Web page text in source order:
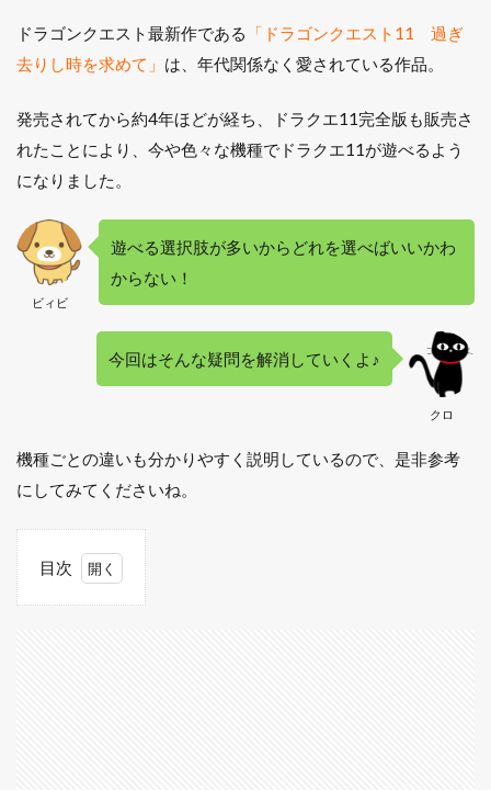
ドラゴンクエスト最新作である
「ドラゴンクエスト11 過ぎ
去りし時を求めて」 は、年代関係なく愛されている作品。
発売されてから約4年ほどが経ち、ドラクエ11完全版も販売さ
れたことにより、今や色々な機種でドラクエ11が遊べるよう
になりました。
ビィビ
遊べる選択肢が多いからどれを選べばいいかわ
からない！
クロ
今回はそんな疑問を解消していくよ♪
機種ごとの違いも分かりやすく説明しているので、是非参考
にしてみてくださいね。
目次